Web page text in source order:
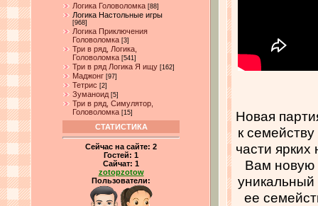
Логика Головоломка [88]
Логика Настольные игры
[968]
Логика Приключения
Головоломка [3]
Три в ряд, Логика,
Головоломка [541]
Три в ряд Логика Я ищу [162]
Маджонг [97]
Тетрис [2]
Зуманоид [5]
Три в ряд, Симулятор,
Головоломка [15]
СТАТИСТИКА
Сейчас на сайте: 2
Гостей: 1
Сайчат: 1
zotopzotow
Пользователи:
Новая
к
части
Вам новую
уникальный
ее